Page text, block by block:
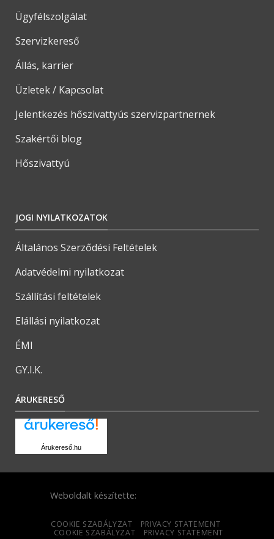
Ügyfélszolgálat
Szervizkereső
Állás, karrier
Üzletek / Kapcsolat
Jelentkezés hőszivattyús szervizpartnernek
Szakértői blog
Hőszivattyú
JOGI NYILATKOZATOK
Általános Szerződési Feltételek
Adatvédelmi nyilatkozat
Szállítási feltételek
Elállási nyilatkozat
ÉMI
GY.I.K.
ÁRUKERESŐ
Árukereső.hu
Weboldalt készítette:
COOKIE SZABÁLYZAT
PRIVACY STATEMENT
COOKIE SZABÁLYZAT
PRIVACY STATEMENT